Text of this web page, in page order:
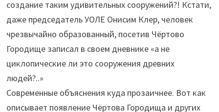
создание таким удивительных сооружений?! Кстати,
даже председатель УОЛЕ Онисим Клер, человек
чрезвычайно образованный, посетив Чёртово
Городище записал в своем дневнике «а не
циклопические ли это сооружения древних
людей?..»
Современные объяснения куда прозаичнее. Вот как
описывает появление Чёртова Городища и других